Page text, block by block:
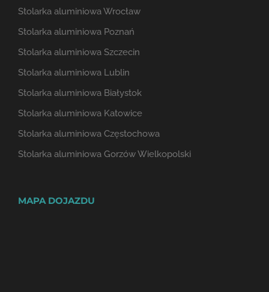
Stolarka aluminiowa Wrocław
Stolarka aluminiowa Poznań
Stolarka aluminiowa Szczecin
Stolarka aluminiowa Lublin
Stolarka aluminiowa Białystok
Stolarka aluminiowa Katowice
Stolarka aluminiowa Częstochowa
Stolarka aluminiowa Gorzów Wielkopolski
MAPA DOJAZDU